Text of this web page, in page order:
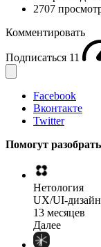
2707
Комментировать
Подписаться 11
Facebook
Вконтакте
Twitter
Помогут
Нетология
UX/UI-
13 месяцев
Далее